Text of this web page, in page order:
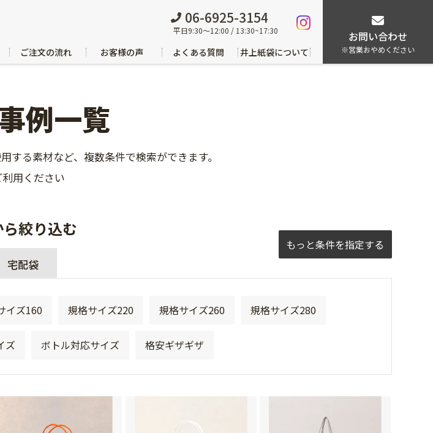
お問い合わせ
※営業おやめください
06-6925-3154
平日9:30～12:00 / 13:30~17:30
ご注文の流れ お客様の声 よくある質問 井上紙袋について
例一覧
する素材など、複数条件で検索ができます。
用ください
絞り込む
宅配袋
イズ160 規格サイズ220 規格サイズ260 規格サイズ280
ズ ボトル対応サイズ 格安ギザギザ
もっと条件を指定する